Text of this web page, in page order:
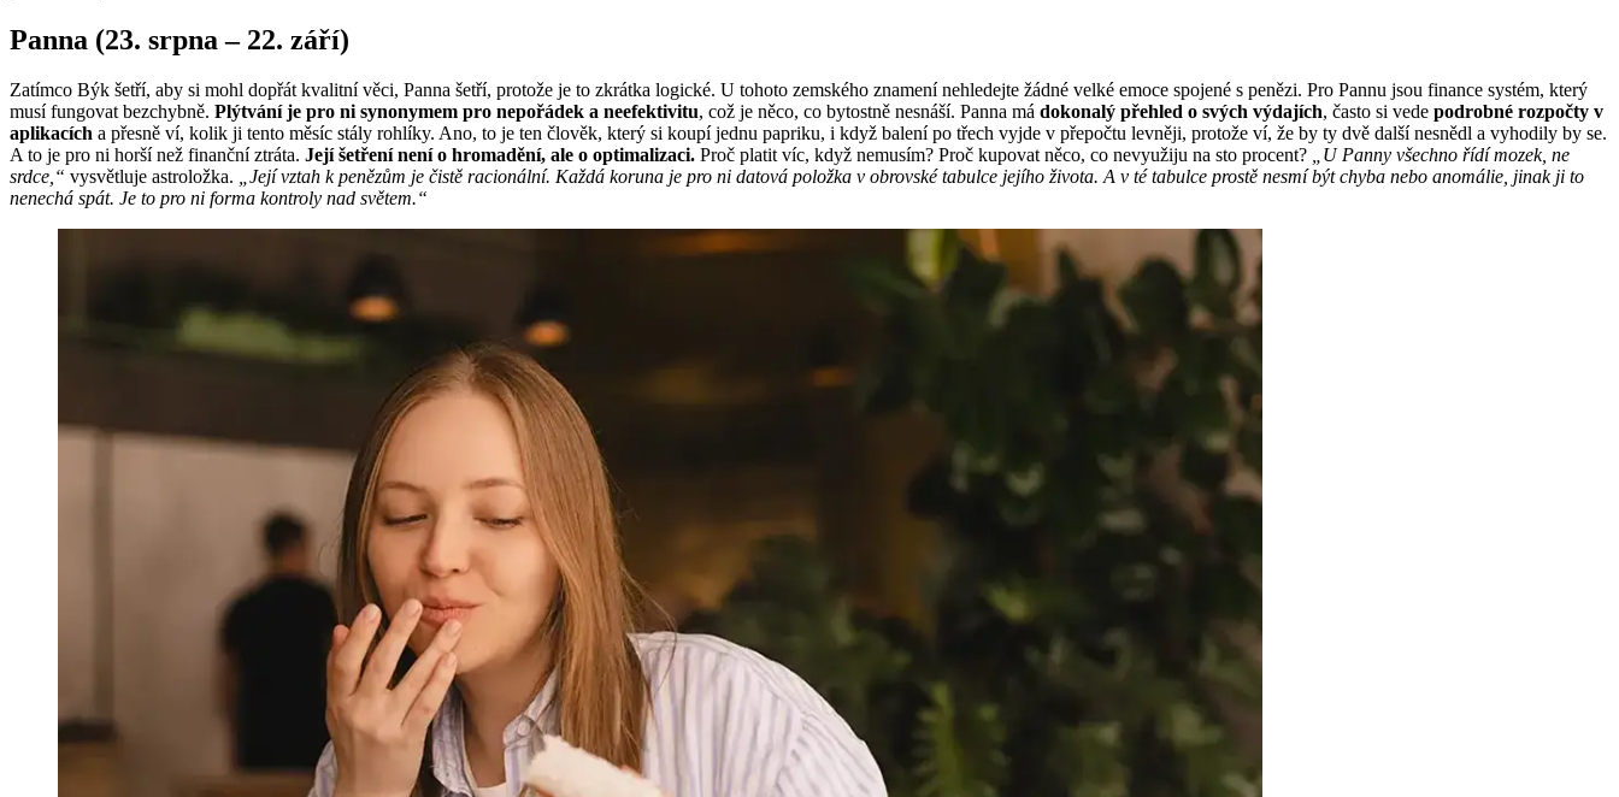
Panna (23. srpna – 22. září)
Zatímco Býk šetří, aby si mohl dopřát kvalitní věci, Panna šetří, protože je to zkrátka logické. U tohoto zemského znamení nehledejte žádné velké emoce spojené s penězi. Pro Pannu jsou finance systém, který
musí fungovat bezchybně. Plýtvání je pro ni synonymem pro nepořádek a neefektivitu, což je něco, co bytostně nesnáší. Panna má dokonalý přehled o svých výdajích, často si vede podrobné rozpočty v
aplikacích a přesně ví, kolik ji tento měsíc stály rohlíky. Ano, to je ten člověk, který si koupí jednu papriku, i když balení po třech vyjde v přepočtu levněji, protože ví, že by ty dvě další nesnědl a vyhodily by se.
A to je pro ni horší než finanční ztráta. Její šetření není o hromadění, ale o optimalizaci. Proč platit víc, když nemusím? Proč kupovat něco, co nevyužiju na sto procent? „U Panny všechno řídí mozek, ne
srdce,“ vysvětluje astroložka. „Její vztah k penězům je čistě racionální. Každá koruna je pro ni datová položka v obrovské tabulce jejího života. A v té tabulce prostě nesmí být chyba nebo anomálie, jinak ji to
nenechá spát. Je to pro ni forma kontroly nad světem.“